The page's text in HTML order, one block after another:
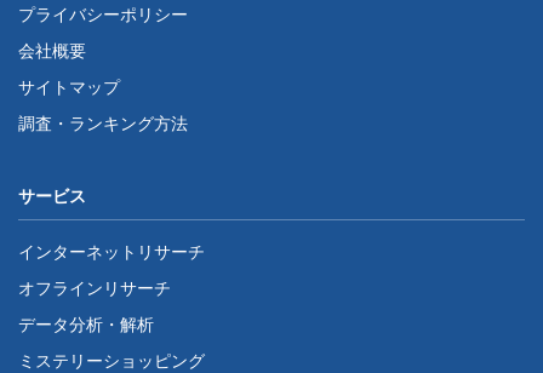
プライバシーポリシー
会社概要
サイトマップ
調査・ランキング方法
サービス
インターネットリサーチ
オフラインリサーチ
データ分析・解析
ミステリーショッピング